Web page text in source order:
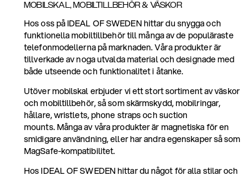
MOBILSKAL, MOBILTILLBEHÖR & VÄSKOR
Hos oss på IDEAL OF SWEDEN hittar du snygga och
funktionella mobiltillbehör till många av de populäraste
telefonmodellerna på marknaden. Våra produkter är
tillverkade av noga utvalda material och designade med
både utseende och funktionalitet i åtanke.
Utöver mobilskal erbjuder vi ett stort sortiment av väskor
och mobiltillbehör, så som skärmskydd, mobilringar,
hållare, wristlets, phone straps och suction
mounts. Många av våra produkter är magnetiska för en
smidigare användning, eller har andra egenskaper så som
MagSafe-kompatibilitet.
Hos IDEAL OF SWEDEN hittar du något för alla stilar och